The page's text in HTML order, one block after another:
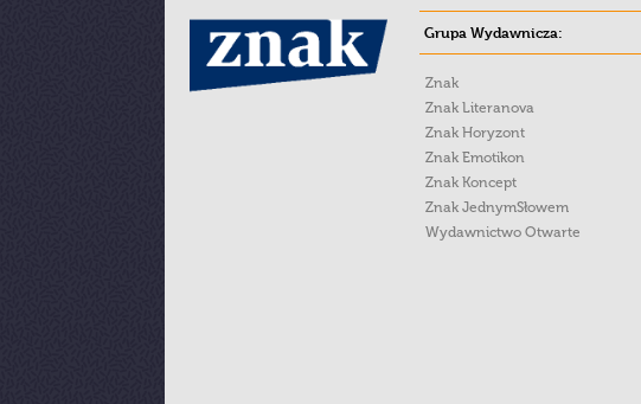
Grupa Wydawnicza:
Znak
Znak Literanova
Znak Horyzont
Znak Emotikon
Znak Koncept
Znak JednymSłowem
Wydawnictwo Otwarte